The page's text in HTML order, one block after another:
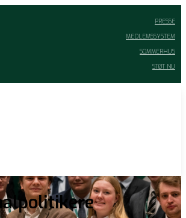
PRESSE
MEDLEMSSYSTEM
SOMMERHUS
STØT NU